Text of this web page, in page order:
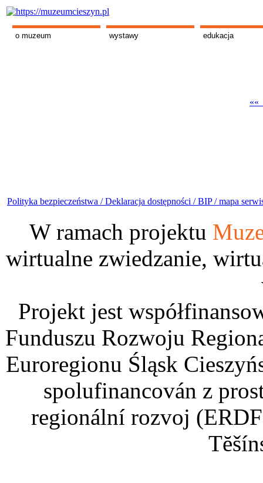
o muzeum wystawy edukacja
««
Polityka bezpieczeństwa /Deklaracja dostępności /BIP /mapa
W ramach projektu
wirtualne zwiedzanie,
Projekt jest
Funduszu Rozwoju
Euroregionu Śląsk
spolufinancován z
regionální rozvoj